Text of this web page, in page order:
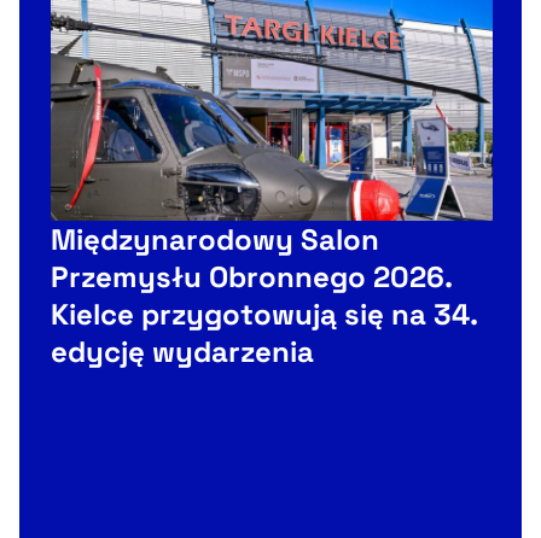
Międzynarodowy Salon
Przemysłu Obronnego 2026.
Kielce przygotowują się na 34.
edycję wydarzenia